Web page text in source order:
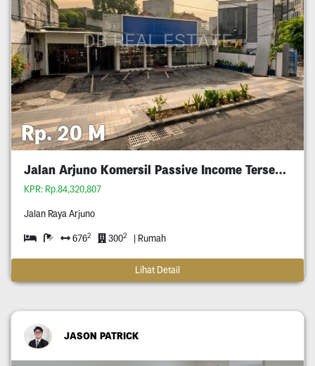
Rp. 20 M
Jalan Arjuno Komersil Passive Income Tersewa
KPR: Rp.84,320,807
Jalan Raya Arjuno
6762 3002 | Rumah
Lihat Detail
JASON PATRICK